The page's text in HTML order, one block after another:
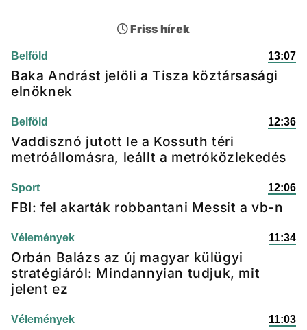
Friss hírek
Belföld 13:07
Baka Andrást jelöli a Tisza köztársasági
elnöknek
Belföld 12:36
Vaddisznó jutott le a Kossuth téri
metróállomásra, leállt a metróközlekedés
Sport 12:06
FBI: fel akarták robbantani Messit a vb-n
Vélemények 11:34
Orbán Balázs az új magyar külügyi
stratégiáról: Mindannyian tudjuk, mit
jelent ez
Vélemények 11:03